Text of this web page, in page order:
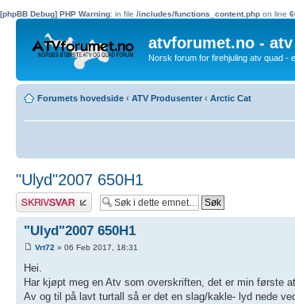
[phpBB Debug] PHP Warning: in file /includes/functions_content.php on line
atvforumet.no -
Norsk forum for firehjuling atv quad -
Forumets hovedside ‹ ATV Produsenter ‹ Arctic Cat
"Ulyd"2007 650H1
Skriv et svar
"Ulyd"2007 650H1
Vrt72 » 06 Feb 2017, 18:31
Hei.
Har kjøpt meg en Atv som overskriften, det er min første
Av og til på lavt turtall så er det en slag/kakle- lyd nede